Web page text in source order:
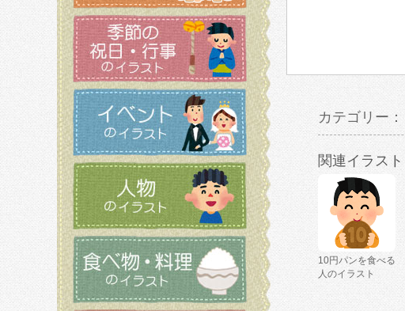
カテゴリー：
関連イラスト
10円パンを食べる
人のイラスト